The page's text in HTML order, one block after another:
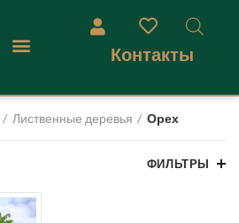
Контакты
Лиственные деревья Орех
ФИЛЬТРЫ